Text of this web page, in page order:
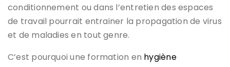
conditionnement ou dans l’entretien des espaces
de travail pourrait entrainer la propagation de virus
et de maladies en tout genre.
C’est pourquoi une formation en hygiène